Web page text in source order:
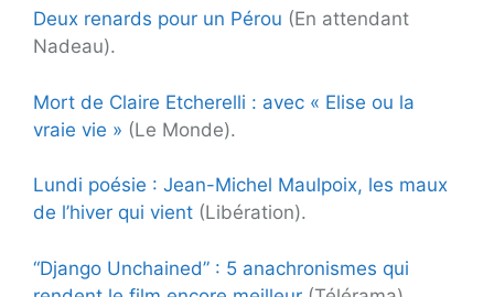
Deux renards pour un Pérou (En attendant
Nadeau).
Mort de Claire Etcherelli : avec « Elise ou la
vraie vie » (Le Monde).
Lundi poésie : Jean-Michel Maulpoix, les maux
de l’hiver qui vient (Libération).
“Django Unchained” : 5 anachronismes qui